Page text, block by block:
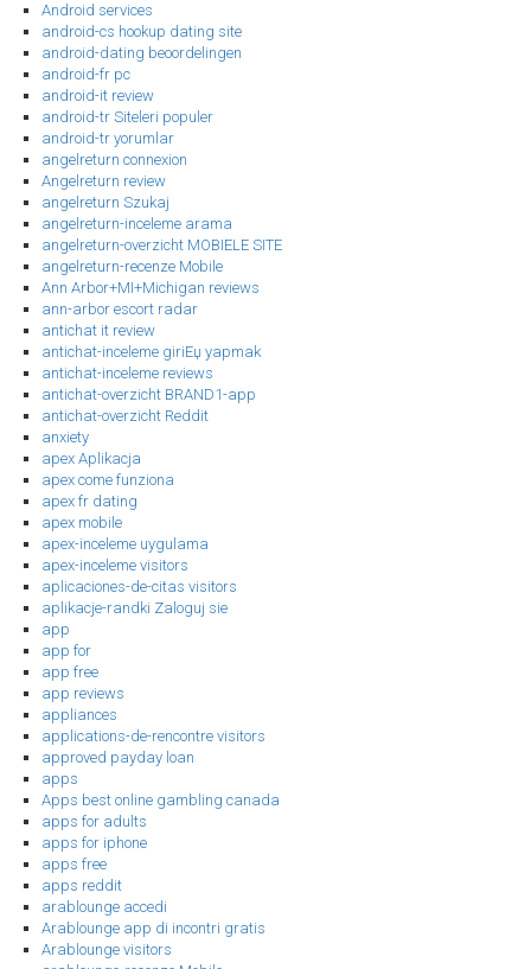
Android services
android-cs hookup dating site
android-dating beoordelingen
android-fr pc
android-it review
android-tr Siteleri populer
android-tr yorumlar
angelreturn connexion
Angelreturn review
angelreturn Szukaj
angelreturn-inceleme arama
angelreturn-overzicht MOBIELE SITE
angelreturn-recenze Mobile
Ann Arbor+MI+Michigan reviews
ann-arbor escort radar
antichat it review
antichat-inceleme giriЕџ yapmak
antichat-inceleme reviews
antichat-overzicht BRAND1-app
antichat-overzicht Reddit
anxiety
apex Aplikacja
apex come funziona
apex fr dating
apex mobile
apex-inceleme uygulama
apex-inceleme visitors
aplicaciones-de-citas visitors
aplikacje-randki Zaloguj sie
app
app for
app free
app reviews
appliances
applications-de-rencontre visitors
approved payday loan
apps
Apps best online gambling canada
apps for adults
apps for iphone
apps free
apps reddit
arablounge accedi
Arablounge app di incontri gratis
Arablounge visitors